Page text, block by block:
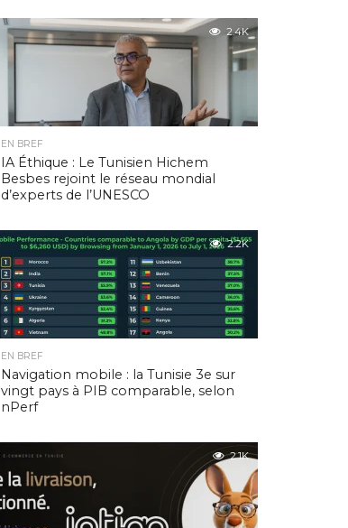
2.4K
EN BREF
IA Éthique : Le Tunisien Hichem
Besbes rejoint le réseau mondial
d’experts de l’UNESCO
2.2K
EN BREF
Navigation mobile : la Tunisie 3e sur
vingt pays à PIB comparable, selon
nPerf
2.1K